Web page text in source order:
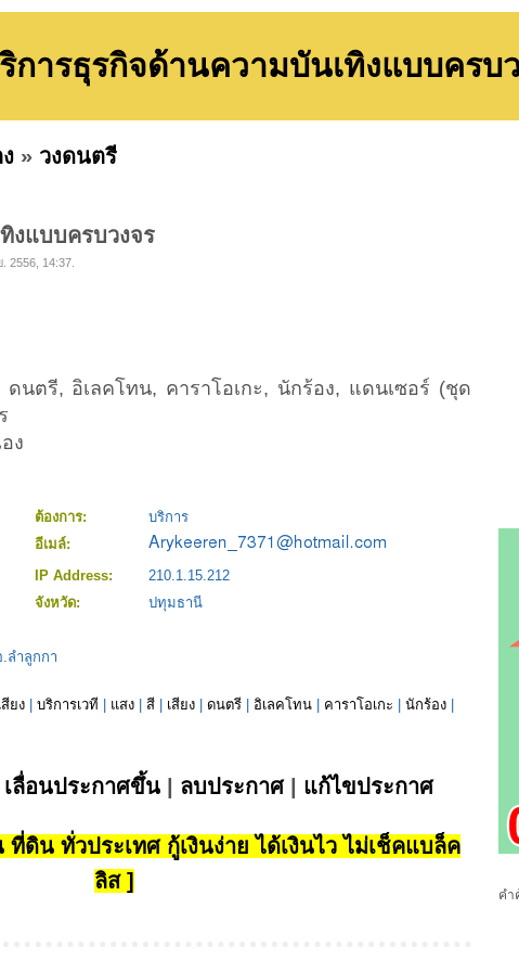
การธุรกิจด้านความบันเทิงแบบครบ
» วงดนตรี
งแบบครบวงจร
2556, 14:37.
ดนตรี, อิเลคโทน, คาราโอเกะ, นักร้อง, แดนเซอร์ (ชุด
ง
ต้องการ:
บริการ
อีเมล์:
IP Address:
210.1.15.212
จังหวัด:
ปทุมธานี
ลำลูกกา
สียง บริการเวที แสง สี เสียง ดนตรี อิเลคโทน คาราโอเกะ นักร้อง
เลื่อนประกาศขึ้น ลบประกาศ| แก้ไขประกาศ
ดิน ทั่วประเทศ กู้เงินง่าย ได้เงินไว ไม่เช็คแบล็ค
ลิส ]
คำ